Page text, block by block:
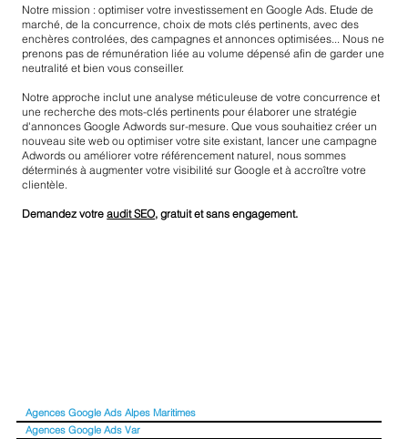
Agences Google Ads Alpes Maritimes
Agences Google Ads Var
Notre mission : optimiser votre investissement en Google Ads. Etude de
marché, de la concurrence, choix de mots clés pertinents, avec des
enchères controlées, des campagnes et annonces optimisées... Nous ne
prenons pas de rémunération liée au volume dépensé afin de garder une
neutralité et bien vous conseiller.
Notre approche inclut une analyse méticuleuse de votre concurrence et
une recherche des mots-clés pertinents pour élaborer une stratégie
d'annonces Google Adwords sur-mesure. Que vous souhaitiez créer un
nouveau site web ou optimiser votre site existant, lancer une campagne
Adwords ou améliorer votre référencement naturel, nous sommes
déterminés à augmenter votre visibilité sur Google et à accroître votre
clientèle.
Demandez votreaudit SEO, gratuit et sans engagement.